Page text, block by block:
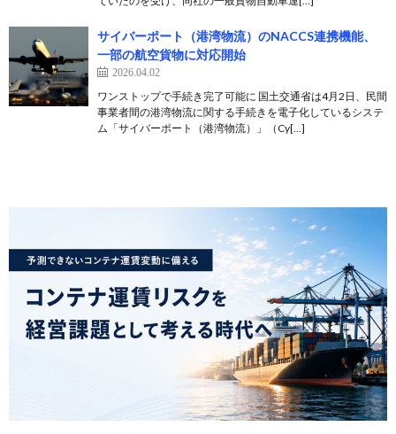
サイバーポート（港湾物流）のNACCS連携機能、
一部の航空貨物に対応開始
2026.04.02
ワンストップで手続き完了可能に 国土交通省は4月2日、民間
事業者間の港湾物流に関する手続きを電子化しているシステ
ム「サイバーポート（港湾物流）」（Cy[…]